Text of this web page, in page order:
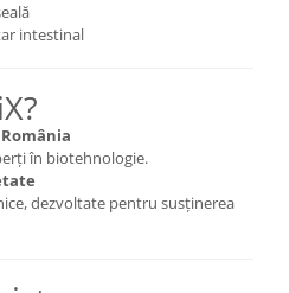
intestinal
în biotehnologie.
dezvoltate pentru susținerea